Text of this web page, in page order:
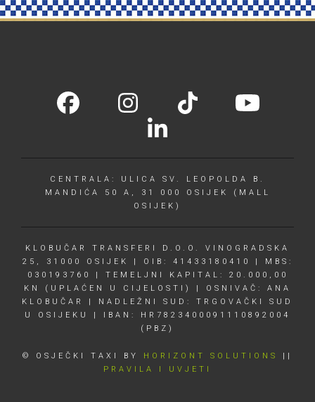
CENTRALA: ULICA SV. LEOPOLDA B.
MANDIĆA 50 A, 31 000 OSIJEK (MALL
OSIJEK)
KLOBUČAR TRANSFERI D.O.O. VINOGRADSKA
25, 31000 OSIJEK | OIB: 41433180410 | MBS:
030193760 | TEMELJNI KAPITAL: 20.000,00
KN (UPLAĆEN U CIJELOSTI) | OSNIVAČ: ANA
KLOBUČAR | NADLEŽNI SUD: TRGOVAČKI SUD
U OSIJEKU | IBAN: HR7823400091110892004
(PBZ)
© OSJEČKI TAXI BY HORIZONT SOLUTIONS
||
PRAVILA I UVJETI